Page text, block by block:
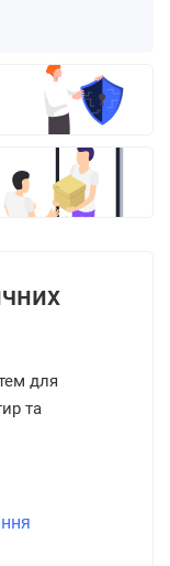
для
та